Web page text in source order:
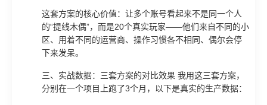
这套方案的核心价值：让多个账号看起来不是同一个人
的“提线木偶”，而是20个真实玩家——他们来自不同的小
区、用着不同的运营商、操作习惯各不相同、偶尔会停
下来发呆。
三、实战数据：三套方案的对比效果 我用这三套方案，
分别在一个项目上跑了3个月，以下是真实的生产数据：